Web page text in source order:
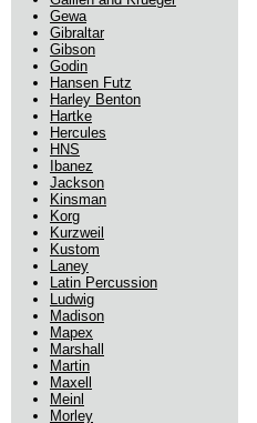
Gewa
Gibraltar
Gibson
Godin
Hansen Futz
Harley Benton
Hartke
Hercules
HNS
Ibanez
Jackson
Kinsman
Korg
Kurzweil
Kustom
Laney
Latin Percussion
Ludwig
Madison
Mapex
Marshall
Martin
Maxell
Meinl
Morley